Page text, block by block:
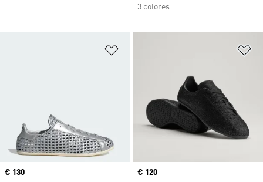
3 colores
Precio
€ 130
Precio
€ 120